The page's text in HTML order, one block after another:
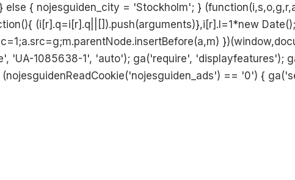
{ nojesguiden_city = 'Stockholm'; }
(i[r].q=i[r].q||[]).push(arguments)},i[r].l=1*new
'UA-1085638-1', 'auto'); ga('require', 'displayfeatures');
== '0') {